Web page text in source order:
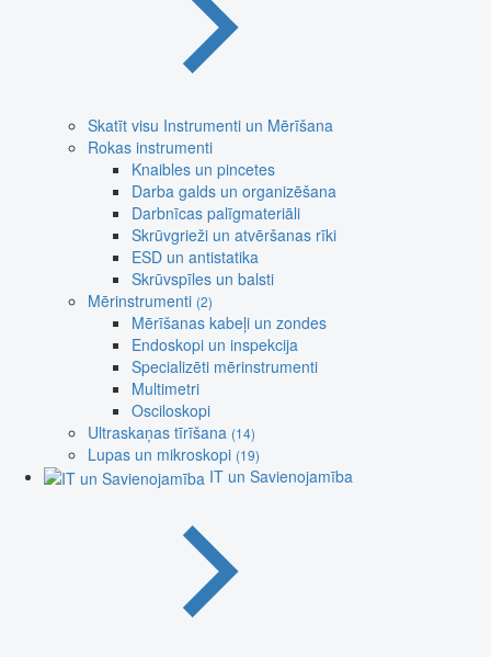
Skatīt visu Instrumenti un Mērīšana
Rokas instrumenti
Knaibles un pincetes
Darba galds un organizēšana
Darbnīcas palīgmateriāli
Skrūvgrieži un atvēršanas rīki
ESD un antistatika
Skrūvspīles un balsti
Mērinstrumenti (2)
Mērīšanas kabeļi un zondes
Endoskopi un inspekcija
Specializēti mērinstrumenti
Multimetri
Osciloskopi
Ultraskaņas tīrīšana (14)
Lupas un mikroskopi (19)
IT un Savienojamība